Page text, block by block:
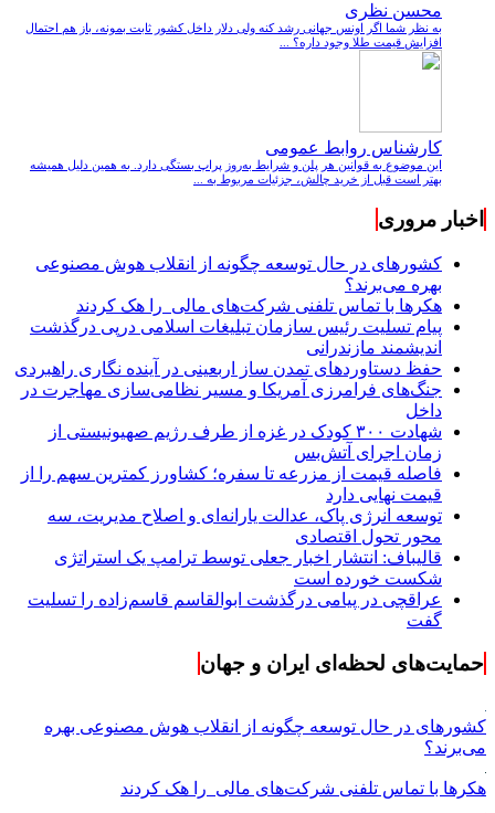
محسن نظری
به نظر شما اگر اونس جهانی رشد کنه ولی دلار داخل کشور ثابت بمونه، باز هم احتمال
افزایش قیمت طلا وجود داره؟ ...
کارشناس روابط عمومی
این موضوع به قوانین هر پلن و شرایط به‌روز پراپ بستگی دارد. به همین دلیل همیشه
بهتر است قبل از خرید چالش، جزئیات مربوط به ...
اخبار مروری
کشورهای در حال توسعه چگونه از انقلاب هوش مصنوعی
بهره می‌برند؟
هکرها با تماس تلفنی شرکت‌های مالی را هک کردند
پیام تسلیت رئیس سازمان تبلیغات اسلامی درپی درگذشت
اندیشمند مازندرانی
حفظ دستاوردهای تمدن ساز اربعینی در آینده نگاری راهبردی
جنگ‌های فرامرزی آمریکا و مسیر نظامی‌سازی مهاجرت در
داخل
شهادت ۳۰۰ کودک در غزه از طرف رژیم صهیونیستی از
زمان اجرای آتش‌بس
فاصله قیمت از مزرعه تا سفره؛ کشاورز کمترین سهم را از
قیمت نهایی دارد
توسعه انرژی پاک، عدالت یارانه‌ای و اصلاح مدیریت، سه
محور تحول اقتصادی
قالیباف: انتشار اخبار جعلی توسط ترامپ یک استراتژی
شکست خورده است
عراقچی در پیامی درگذشت ابوالقاسم قاسم‌زاده را تسلیت
گفت
حمایت‌های لحظه‌ای ایران و جهان
کشورهای در حال توسعه چگونه از انقلاب هوش مصنوعی بهره
می‌برند؟
هکرها با تماس تلفنی شرکت‌های مالی را هک کردند